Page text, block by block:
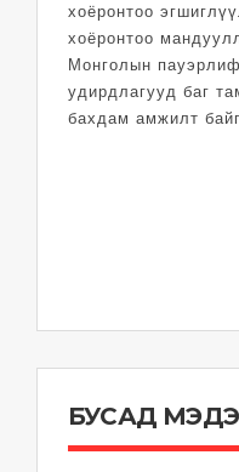
хоёронтоо
хоёронтоо
Монголын
удирдлагууд баг
бахдам амжилт
БУСАД